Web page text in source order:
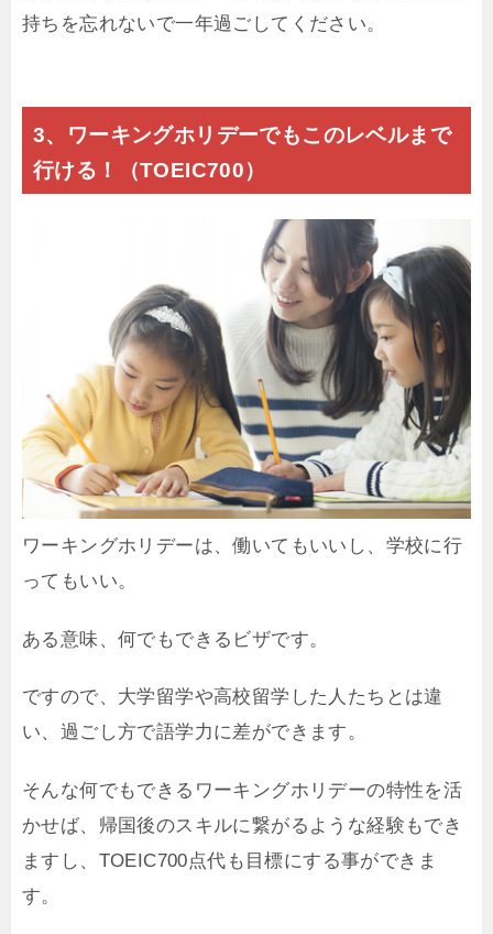
持ちを忘れないで一年過ごしてください。
3、ワーキングホリデーでもこのレベルまで
行ける！（TOEIC700）
ワーキングホリデーは、働いてもいいし、学校に行
ってもいい。
ある意味、何でもできるビザです。
ですので、大学留学や高校留学した人たちとは違
い、過ごし方で語学力に差ができます。
そんな何でもできるワーキングホリデーの特性を活
かせば、帰国後のスキルに繋がるような経験もでき
ますし、TOEIC700点代も目標にする事ができま
す。